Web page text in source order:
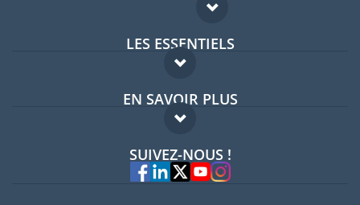
LES ESSENTIELS
Forum expatriés
Guides pays
EN SAVOIR PLUS
FAQ
Experts
SUIVEZ-NOUS !